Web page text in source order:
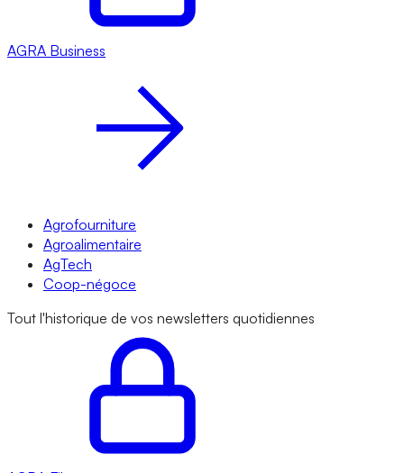
AGRA Business
Agrofourniture
Agroalimentaire
AgTech
Coop-négoce
Tout l'historique de vos newsletters quotidiennes